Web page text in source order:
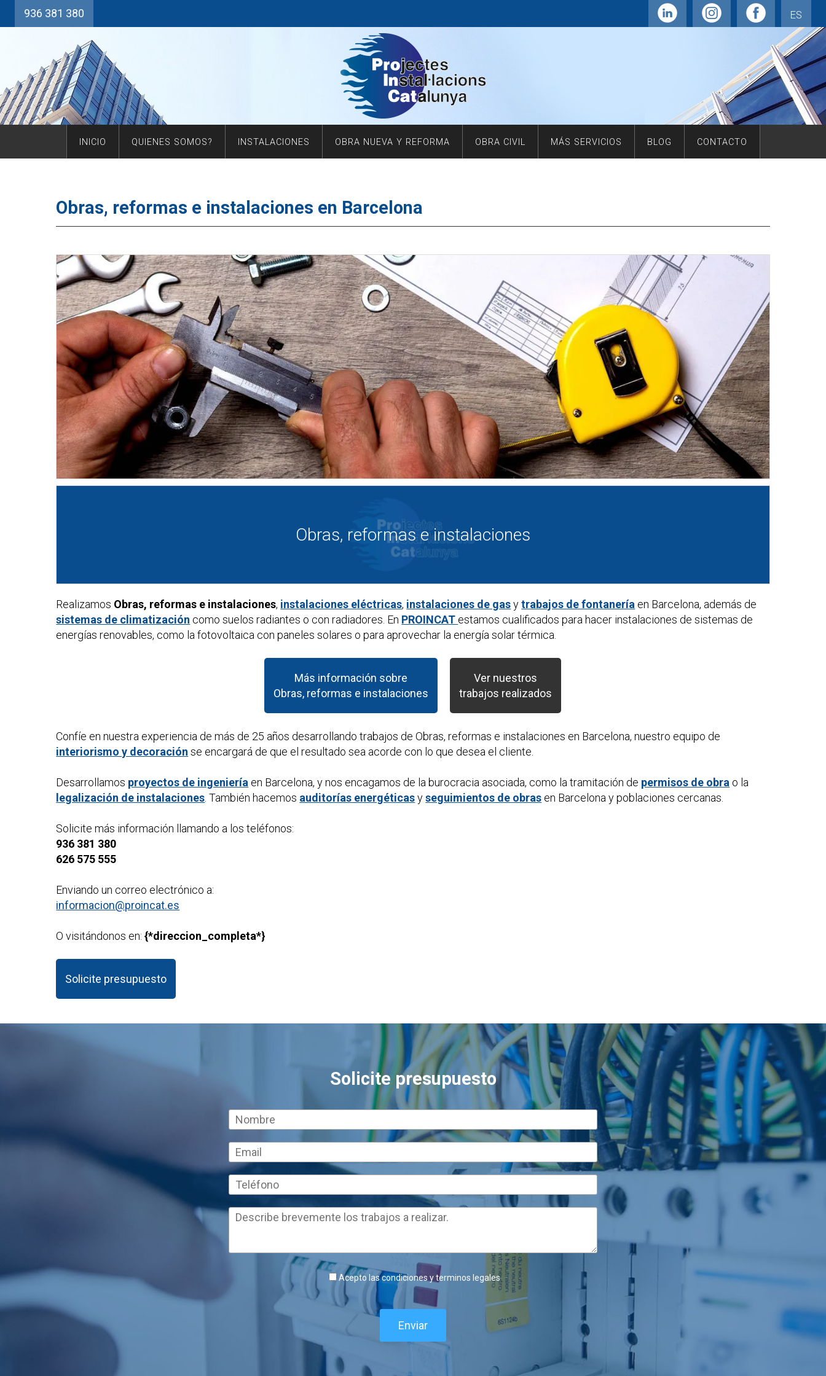
ES
936 381 380
INICIO QUIENES SOMOS? INSTALACIONES OBRA NUEVA Y REFORMA OBRA CIVIL MÁS SERVICIOS BLOG CONTACTO
Obras, reformas e instalaciones en Barcelona
Obras, reformas e instalaciones
Realizamos Obras, reformas e instalaciones, instalaciones eléctricas, instalaciones de gasytrabajos de fontanería en Barcelona, además de
sistemas de climatización como suelos radiantes o con radiadores. En PROINCAT estamos cualificados para hacer instalaciones de sistemas de
energías renovables, como la fotovoltaica con paneles solares o para aprovechar la energía solar térmica.
Más información sobre
Obras, reformas e instalaciones
Ver nuestros
trabajos realizados
Confíe en nuestra experiencia de más de 25 años desarrollando trabajos deObras, reformas e instalaciones en Barcelona, nuestro equipo de
interiorismo y decoración se encargará de que el resultado sea acorde con lo que desea el cliente.
Desarrollamos proyectos de ingeniería en Barcelona, y nos encagamos de la burocracia asociada, como la tramitación de permisos de obra o la
legalización de instalaciones . También hacemos auditorías energéticasyseguimientos de obras en Barcelona y poblaciones cercanas.
Solicite más información llamando a los teléfonos:
936 381 380
626 575 555
Enviando un correo electrónico a:
informacion@proincat.es
O visitándonos en:{*direccion_completa*}
Solicite presupuesto
Solicite presupuesto
Acepto las condiciones y terminos legales
Enviar